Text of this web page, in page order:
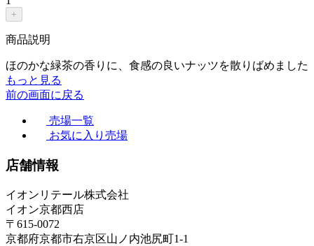
+
商品説明
ほのかな緑茶の香りに、食感の良いナッツを散りばめました
もっと見る
前の画面に戻る
売場一覧
お気に入り売場
店舗情報
イオンリテール株式会社
イオン京都西店
〒615-0072
京都府京都市右京区山ノ内池尻町1-1